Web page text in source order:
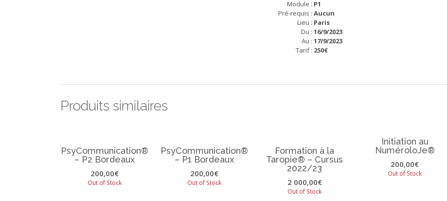
Module :
Pré-requis :
Lieu :
Du :
Au :
Tarif :
P1
Aucun
Paris
16/9/2023
17/9/2023
250€
Produits similaires
PsyCommunication®
– P2 Bordeaux
200,00€
Out of Stock
PsyCommunication®
– P1 Bordeaux
200,00€
Out of Stock
Formation à la
Taropie® – Cursus
2022/23
2 000,00€
Out of Stock
Initiation au
NuméroloJe®
200,00€
Out of Stock